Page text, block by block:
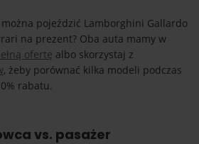
można pojeździć Lamborghini Gallardo
na prezent? Oba auta mamy w
ofertę albo skorzystaj z
, żeby porównać kilka modeli podczas
rabatu.
vs. pasażer